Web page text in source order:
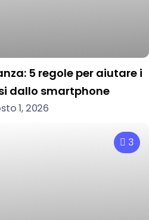
5 regole per aiutare i
dallo smartphone
1, 2026
3